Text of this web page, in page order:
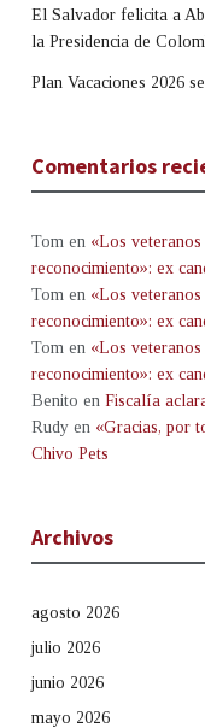
El Salvador felicita a
la Presidencia de
Plan Vacaciones 2026
Comentarios
Tom en «Los
reconocimiento»: ex
Tom en «Los
reconocimiento»: ex
Tom en «Los
reconocimiento»: ex
Benito en Fiscalía
Rudy en «Gracias, por
Chivo Pets
Archivos
agosto 2026
julio 2026
junio 2026
mayo 2026